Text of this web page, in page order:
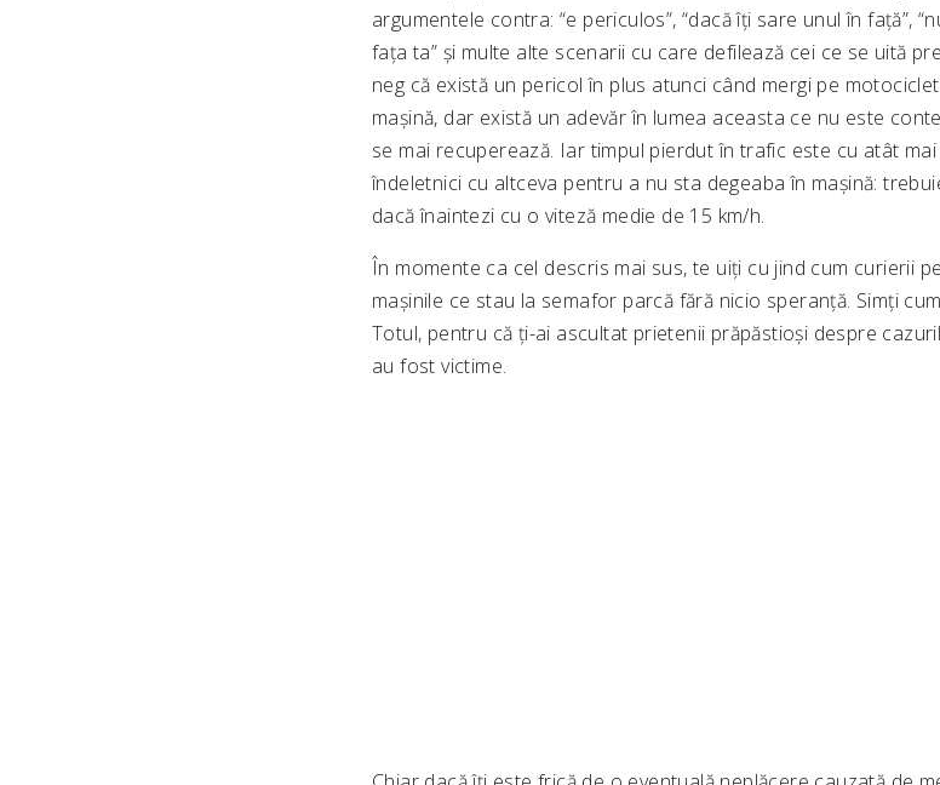
argumentele contra: “e periculos”, “dacă îți sare unul în față”,
fața ta” și multe alte scenarii cu care defilează cei ce se uită
neg că există un pericol în plus atunci când mergi pe
mașină, dar există un adevăr în lumea aceasta ce nu este
se mai recuperează. Iar timpul pierdut în trafic este cu atât
îndeletnici cu altceva pentru a nu sta degeaba în mașină:
dacă înaintezi cu o viteză medie de 15 km/h.
În momente ca cel descris mai sus, te uiți cu jind cum curierii
mașinile ce stau la semafor parcă fără nicio speranță. Simți
Totul, pentru că ți-ai ascultat prietenii prăpăstioși despre
au fost victime.